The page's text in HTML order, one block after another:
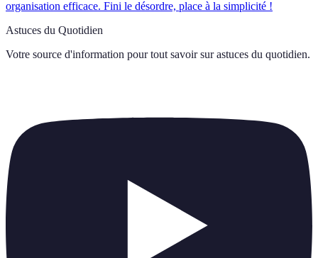
organisation efficace. Fini le désordre, place à la simplicité !
Astuces du Quotidien
Votre source d'information pour tout savoir sur astuces du quotidien.